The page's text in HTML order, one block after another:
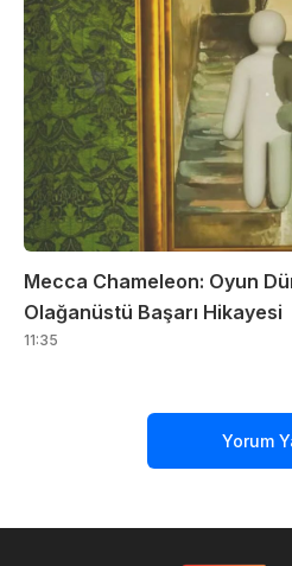
Mecca Chameleon: Oyun
Olağanüstü Başarı Hikayesi
11:35
Yorum